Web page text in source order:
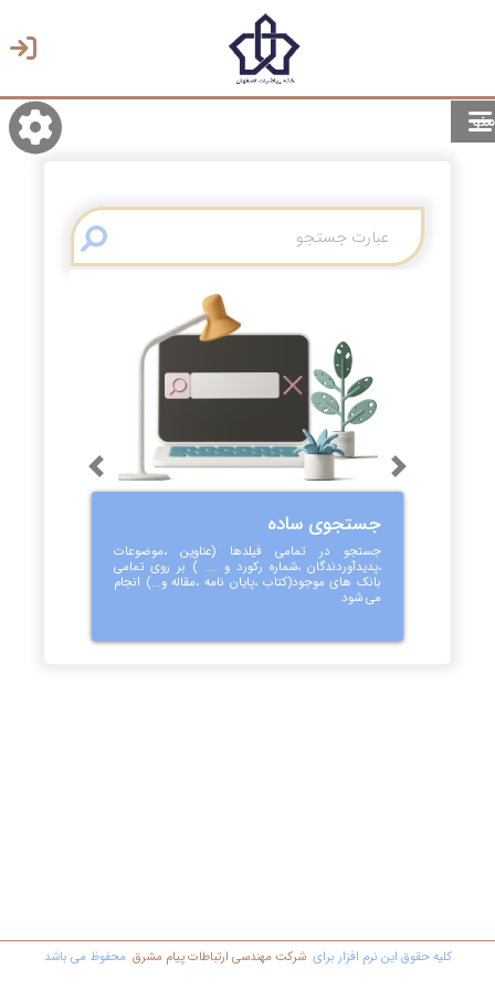
منو
انتخاب زبان
جستجوی ساده
جستجو در تمامی فیلدها (عناوین ،موضوعات
،پدیدآوردندگان ،شماره رکورد و .... ) بر روی تمامی
بانک های موجود(کتاب ،پایان نامه ،مقاله و...) انجام
می شود
Previous Next
کليه حقوق اين نرم افزار برای شرکت مهندسي ارتباطات پیام مشرق محفوظ مي باشد